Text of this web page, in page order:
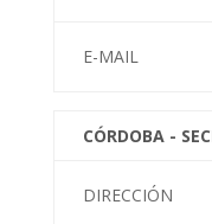
E-MAIL
CÓRDOBA -
DIRECCIÓN